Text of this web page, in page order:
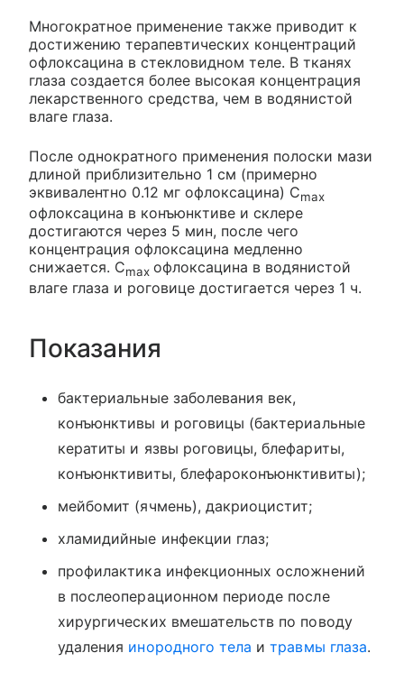
Многократное применение также приводит к
достижению терапевтических концентраций
офлоксацина в стекловидном теле. В тканях
глаза создается более высокая концентрация
лекарственного средства, чем в водянистой
влаге глаза.
После однократного применения полоски мази
длиной приблизительно 1 см (примерно
эквивалентно 0.12 мг офлоксацина) Cmax
офлоксацина в конъюнктиве и склере
достигаются через 5 мин, после чего
концентрация офлоксацина медленно
снижается. Cmax офлоксацина в водянистой
влаге глаза и роговице достигается через 1 ч.
Показания
бактериальные заболевания век,
конъюнктивы и роговицы (бактериальные
кератиты и язвы роговицы, блефариты,
конъюнктивиты, блефароконъюнктивиты);
мейбомит (ячмень), дакриоцистит;
хламидийные инфекции глаз;
профилактика инфекционных осложнений
в послеоперационном периоде после
хирургических вмешательств по поводу
удаления инородного тела итравмы глаза.